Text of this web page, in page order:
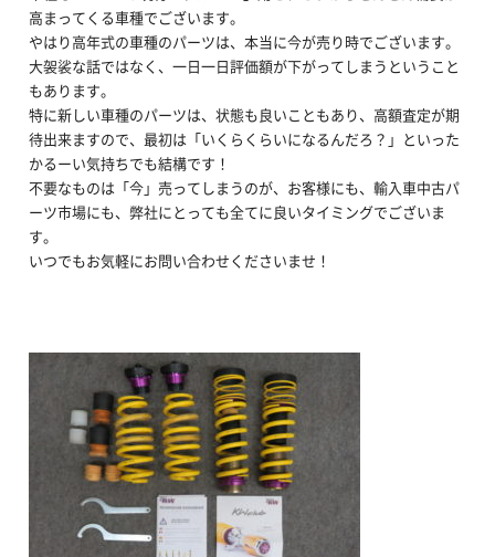
高まってくる車種でございます。
やはり高年式の車種のパーツは、本当に今が売り時でございます。
大袈裟な話ではなく、一日一日評価額が下がってしまうということ
もあります。
特に新しい車種のパーツは、状態も良いこともあり、高額査定が期
待出来ますので、最初は「いくらくらいになるんだろ？」といった
かるーい気持ちでも結構です！
不要なものは「今」売ってしまうのが、お客様にも、輸入車中古パ
ーツ市場にも、弊社にとっても全てに良いタイミングでございま
す。
いつでもお気軽にお問い合わせくださいませ！